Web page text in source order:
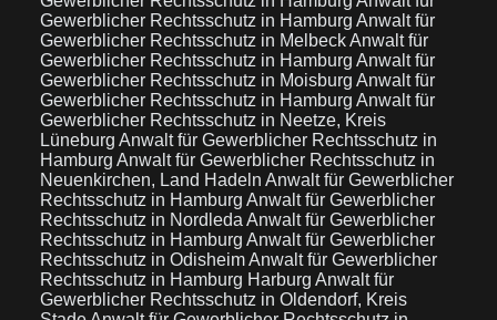
Gewerblicher Rechtsschutz in Hamburg Anwalt für
Gewerblicher Rechtsschutz in MelbeckAnwalt für
Gewerblicher Rechtsschutz in Hamburg Anwalt für
Gewerblicher Rechtsschutz in Moisburg Anwalt für
Gewerblicher Rechtsschutz in Hamburg Anwalt für
Gewerblicher Rechtsschutz in Neetze, Kreis
Lüneburg Anwalt für Gewerblicher Rechtsschutz in
Hamburg Anwalt für Gewerblicher Rechtsschutz in
Neuenkirchen, Land Hadeln Anwalt für Gewerblicher
Rechtsschutz in Hamburg Anwalt für Gewerblicher
Rechtsschutz in Nordleda Anwalt für Gewerblicher
Rechtsschutz in Hamburg Anwalt für Gewerblicher
Rechtsschutz in OdisheimAnwalt für Gewerblicher
Rechtsschutz in Hamburg Harburg Anwalt für
Gewerblicher Rechtsschutz in Oldendorf, Kreis